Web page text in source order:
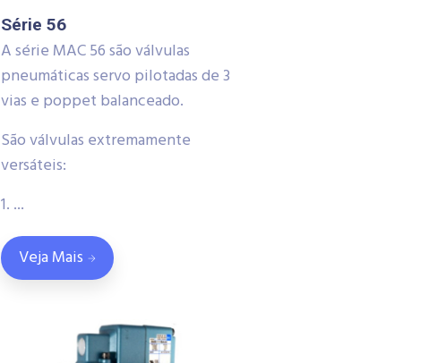
Série 56
A série MAC 56 são válvulas
pneumáticas servo pilotadas de 3
vias e poppet balanceado.
São válvulas extremamente
versáteis:
1. ...
Veja Mais